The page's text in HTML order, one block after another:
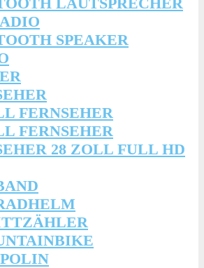
SPEAKER
FERNSEHER
FERNSEHER
28 ZOLL FULL HD